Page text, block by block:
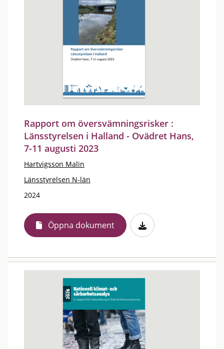
Rapport om översvämningsrisker :
Länsstyrelsen i Halland - Ovädret Hans,
7-11 augusti 2023
Hartvigsson Malin
Länsstyrelsen N-län
2024
Öppna dokument